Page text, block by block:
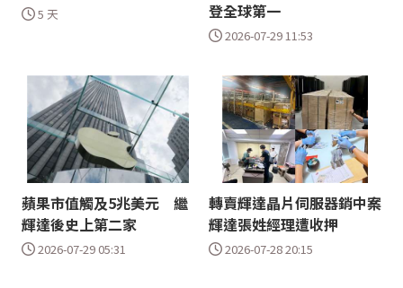
5 天 登全球第一
2026-07-29 11:53
蘋果市值觸及5兆美元 繼
輝達後史上第二家
2026-07-29 05:31
轉賣輝達晶片伺服器銷中案
輝達張姓經理遭收押
2026-07-28 20:15